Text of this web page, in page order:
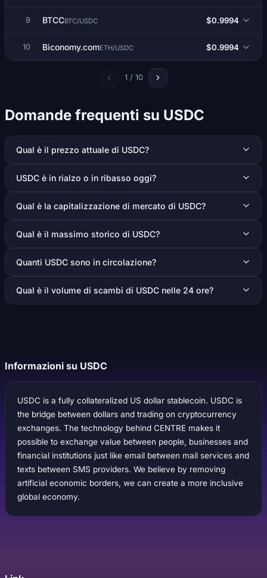
9 BTCCBTC/USDC $0.9994
10 Biconomy.comETH/USDC $0.9994
1 / 10
Domande frequenti su USDC
Qual è il prezzo attuale di USDC?
USDC è in rialzo o in ribasso oggi?
Qual è la capitalizzazione di mercato di USDC?
Qual è il massimo storico di USDC?
Quanti USDC sono in circolazione?
Qual è il volume di scambi di USDC nelle 24 ore?
Informazioni su USDC
USDC is a fully collateralized US dollar stablecoin. USDC is
the bridge between dollars and trading on cryptocurrency
exchanges. The technology behind CENTRE makes it
possible to exchange value between people, businesses and
financial institutions just like email between mail services and
texts between SMS providers. We believe by removing
artificial economic borders, we can create a more inclusive
global economy.